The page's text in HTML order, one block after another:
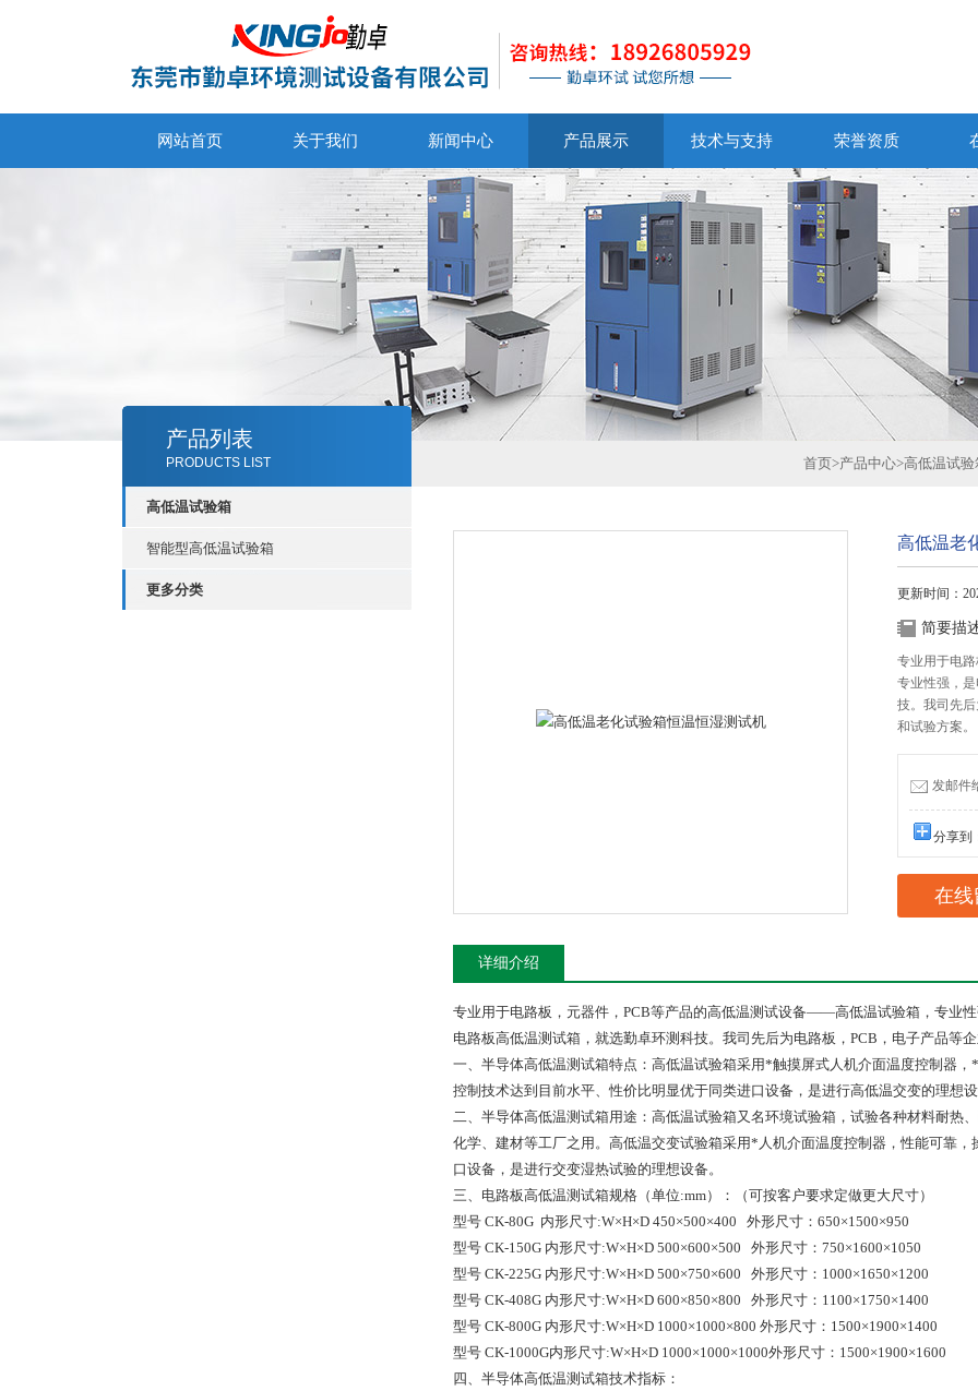
网站首页 关于我们 新闻中心 产品展示 技术与支持 荣誉资质
产品列表
PRODUCTS LIST
高低温试验箱
智能型高低温试验箱
更多分类
首页>产品中心>高低温试验
高低温老
更新时间：
简要描
专业用于电
专业性强，
技。我司先
和试验方案。
发邮件
分享到
在线
详细介绍
专业用于电路板，元器件，PCB等产品的高低温测试设备——高低温试验箱，专业性
电路板高低温测试箱，就选勤卓环测科技。我司先后为电路板，PCB，电子产品等
一、半导体高低温测试箱特点：高低温试验箱采用*触摸屏式人机介面温度控制器
控制技术达到目前水平、性价比明显优于同类进口设备，是进行高低温交变的理想设
二、半导体高低温测试箱用途：高低温试验箱又名环境试验箱，试验各种材料耐热
化学、建材等工厂之用。高低温交变试验箱采用*人机介面温度控制器，性能可靠
口设备，是进行交变湿热试验的理想设备。
三、电路板高低温测试箱规格（单位:mm）：（可按客户要求定做更大尺寸）
型号 CK-80G 内形尺寸:W×H×D 450×500×400 外形尺寸：650×1500×950
型号 CK-150G 内形尺寸:W×H×D 500×600×500 外形尺寸：750×1600×1050
型号 CK-225G 内形尺寸:W×H×D 500×750×600 外形尺寸：1000×1650×1200
型号 CK-408G 内形尺寸:W×H×D 600×850×800 外形尺寸：1100×1750×1400
型号 CK-800G 内形尺寸:W×H×D 1000×1000×800 外形尺寸：1500×1900×1400
型号 CK-1000G内形尺寸:W×H×D 1000×1000×1000外形尺寸：1500×1900×1600
四、半导体高低温测试箱技术指标：